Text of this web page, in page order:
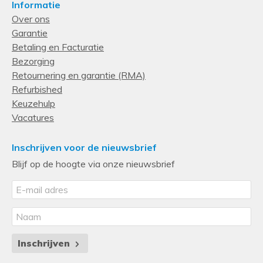
and documentation.
6,25 GB
Prestatie
Ondersteunde beveiligingsalgoritmen
256-bit AES
Tape drive type
LTO
Zwart
HDD Interface
SAS
2.5:1
Intern
Informatie
Over ons
Garantie
Betaling en Facturatie
Bezorging
Retournering en garantie (RMA)
Refurbished
Keuzehulp
Vacatures
Inschrijven voor de nieuwsbrief
Blijf op de hoogte via onze nieuwsbrief
Inschrijven